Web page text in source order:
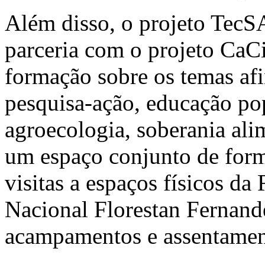
Além disso, o projeto
parceria com o projeto
formação sobre os temas
pesquisa-ação, educação
agroecologia, soberania
um espaço conjunto de
visitas a espaços físicos
Nacional Florestan
acampamentos e